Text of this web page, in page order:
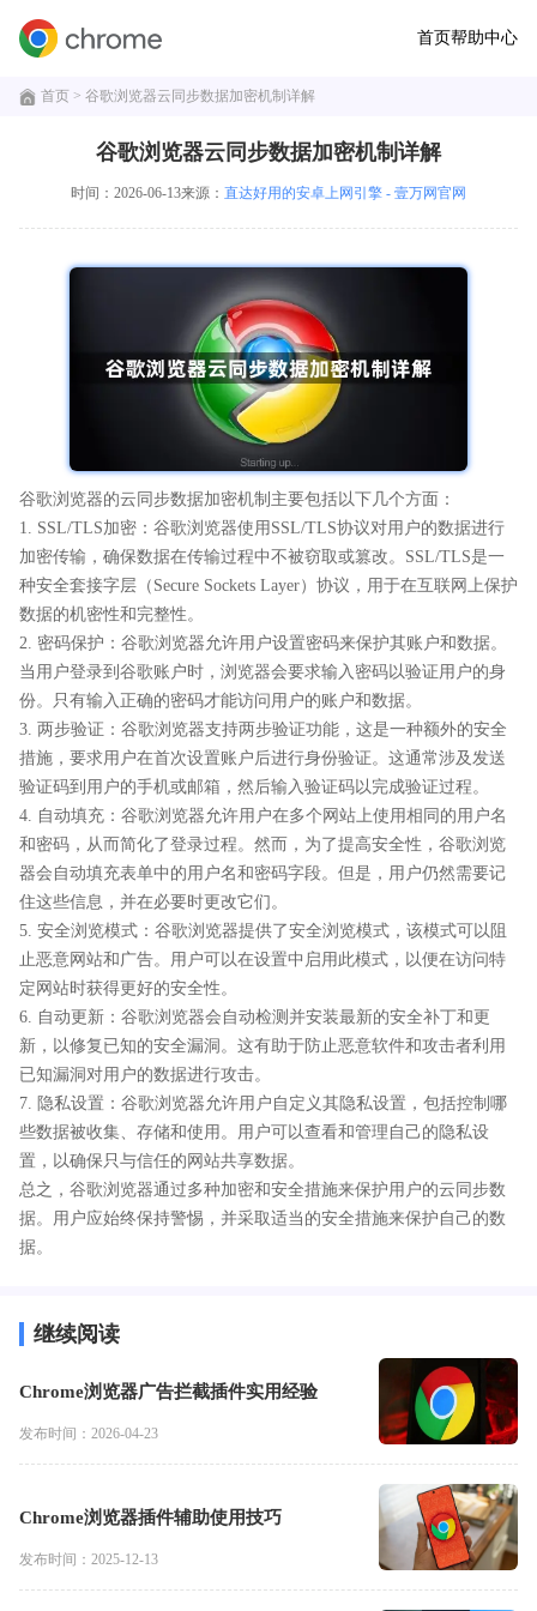
首页帮助中心
首页 > 谷歌浏览器云同步数据加密机制详解
谷歌浏览器云同步数据加密机制详解
时间：2026-06-13来源： 直达好用的安卓上网引擎 - 壹万网官网
谷歌浏览器的云同步数据加密机制主要包括以下几个方面：
1. SSL/TLS加密：谷歌浏览器使用SSL/TLS协议对用户的数据进行
加密传输，确保数据在传输过程中不被窃取或篡改。SSL/TLS是一
种安全套接字层（Secure Sockets Layer）协议，用于在互联网上保护
数据的机密性和完整性。
2. 密码保护：谷歌浏览器允许用户设置密码来保护其账户和数据。
当用户登录到谷歌账户时，浏览器会要求输入密码以验证用户的身
份。只有输入正确的密码才能访问用户的账户和数据。
3. 两步验证：谷歌浏览器支持两步验证功能，这是一种额外的安全
措施，要求用户在首次设置账户后进行身份验证。这通常涉及发送
验证码到用户的手机或邮箱，然后输入验证码以完成验证过程。
4. 自动填充：谷歌浏览器允许用户在多个网站上使用相同的用户名
和密码，从而简化了登录过程。然而，为了提高安全性，谷歌浏览
器会自动填充表单中的用户名和密码字段。但是，用户仍然需要记
住这些信息，并在必要时更改它们。
5. 安全浏览模式：谷歌浏览器提供了安全浏览模式，该模式可以阻
止恶意网站和广告。用户可以在设置中启用此模式，以便在访问特
定网站时获得更好的安全性。
6. 自动更新：谷歌浏览器会自动检测并安装最新的安全补丁和更
新，以修复已知的安全漏洞。这有助于防止恶意软件和攻击者利用
已知漏洞对用户的数据进行攻击。
7. 隐私设置：谷歌浏览器允许用户自定义其隐私设置，包括控制哪
些数据被收集、存储和使用。用户可以查看和管理自己的隐私设
置，以确保只与信任的网站共享数据。
总之，谷歌浏览器通过多种加密和安全措施来保护用户的云同步数
据。用户应始终保持警惕，并采取适当的安全措施来保护自己的数
据。
继续阅读
Chrome浏览器广告拦截插件实用经验
发布时间：2026-04-23
Chrome浏览器插件辅助使用技巧
发布时间：2025-12-13